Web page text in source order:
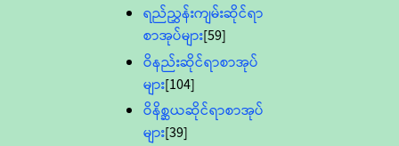
ရည်ညွှန်းကျမ်းဆိုင်ရာ
စာအုပ်များ[59]
ဝိနည်းဆိုင်ရာစာအုပ်
များ[104]
ဝိနိစ္ဆယဆိုင်ရာစာအုပ်
များ[39]